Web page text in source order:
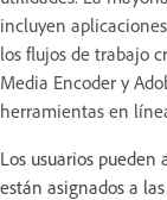
incluyen
los flujos de trabajo
Media Encoder y
herramientas en
Los usuarios
están asignados a